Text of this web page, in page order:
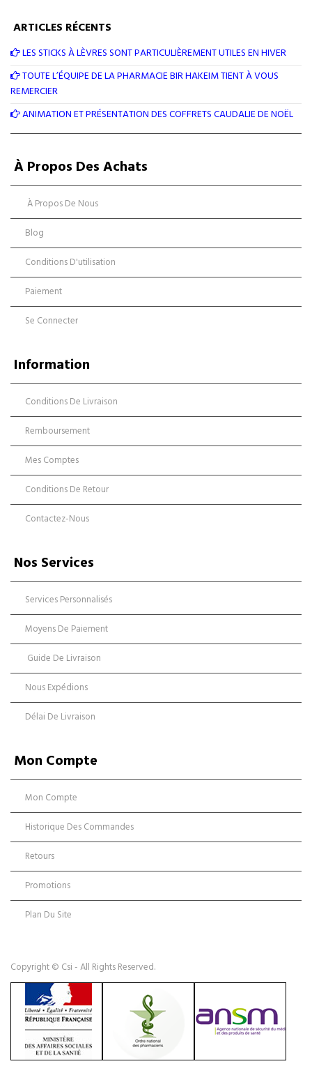
ARTICLES RÉCENTS
LES STICKS À LÈVRES SONT PARTICULIÈREMENT UTILES EN HIVER
TOUTE L’ÉQUIPE DE LA PHARMACIE BIR HAKEIM TIENT À VOUS
REMERCIER
ANIMATION ET PRÉSENTATION DES COFFRETS CAUDALIE DE NOËL
À Propos Des Achats
À Propos De Nous
Blog
Conditions D'utilisation
Paiement
Se Connecter
Information
Conditions De Livraison
Remboursement
Mes Comptes
Conditions De Retour
Contactez-Nous
Nos Services
Services Personnalisés
Moyens De Paiement
Guide De Livraison
Nous Expédions
Délai De Livraison
Mon Compte
Mon Compte
Historique Des Commandes
Retours
Promotions
Plan Du Site
Copyright © Csi - All Rights Reserved.